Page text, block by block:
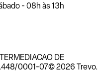
- 08h às 13h
DE
0001-07© 2026 Trevo.